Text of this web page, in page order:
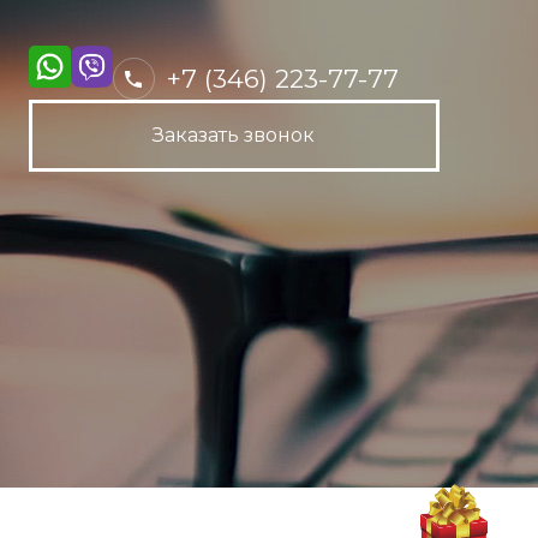
+7 (346) 223-77-77
Заказать звонок